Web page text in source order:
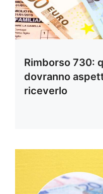
Rimborso 730:
dovranno
riceverlo